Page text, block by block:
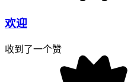
欢迎
收到了一个赞